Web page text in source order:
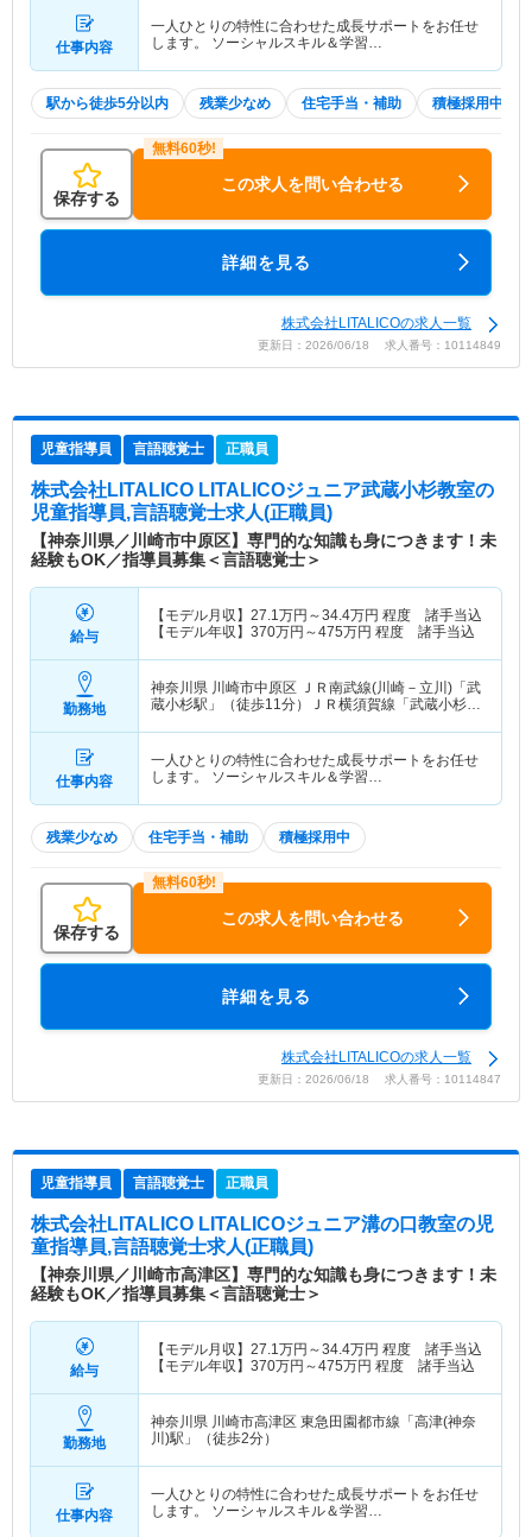
仕事内容
一人ひとりの特性に合わせた成長サポートをお任せ
します。 ソーシャルスキル＆学習…
駅から徒歩5分以内 残業少なめ 住宅手当・補助 積極採用中
保存する
この求人を問い合わせる
詳細を見る
株式会社LITALICOの求人一覧
更新日：2026/06/18 求人番号：10114849
児童指導員 言語聴覚士 正職員
株式会社LITALICO LITALICOジュニア武蔵小杉教室の
児童指導員,言語聴覚士求人(正職員)
【神奈川県／川崎市中原区】専門的な知識も身につきます！未
経験もOK／指導員募集＜言語聴覚士＞
給与
【モデル月収】 27.1万円～34.4万円 程度 諸手当込
【モデル年収】 370万円～475万円 程度 諸手当込
勤務地
神奈川県 川崎市中原区 ＪＲ南武線(川崎－立川)「武
蔵小杉駅」（徒歩11分）ＪＲ横須賀線「武蔵小杉
仕事内容
一人ひとりの特性に合わせた成長サポートをお任せ
します。 ソーシャルスキル＆学習…
残業少なめ 住宅手当・補助 積極採用中
保存する
この求人を問い合わせる
詳細を見る
株式会社LITALICOの求人一覧
更新日：2026/06/18 求人番号：10114847
児童指導員 言語聴覚士 正職員
株式会社LITALICO LITALICOジュニア溝の口教室の児
童指導員,言語聴覚士求人(正職員)
【神奈川県／川崎市高津区】専門的な知識も身につきます！未
経験もOK／指導員募集＜言語聴覚士＞
給与
【モデル月収】 27.1万円～34.4万円 程度 諸手当込
【モデル年収】 370万円～475万円 程度 諸手当込
勤務地
神奈川県 川崎市高津区 東急田園都市線「高津(神奈
川)駅」（徒歩2分）
仕事内容
一人ひとりの特性に合わせた成長サポートをお任せ
します。 ソーシャルスキル＆学習…